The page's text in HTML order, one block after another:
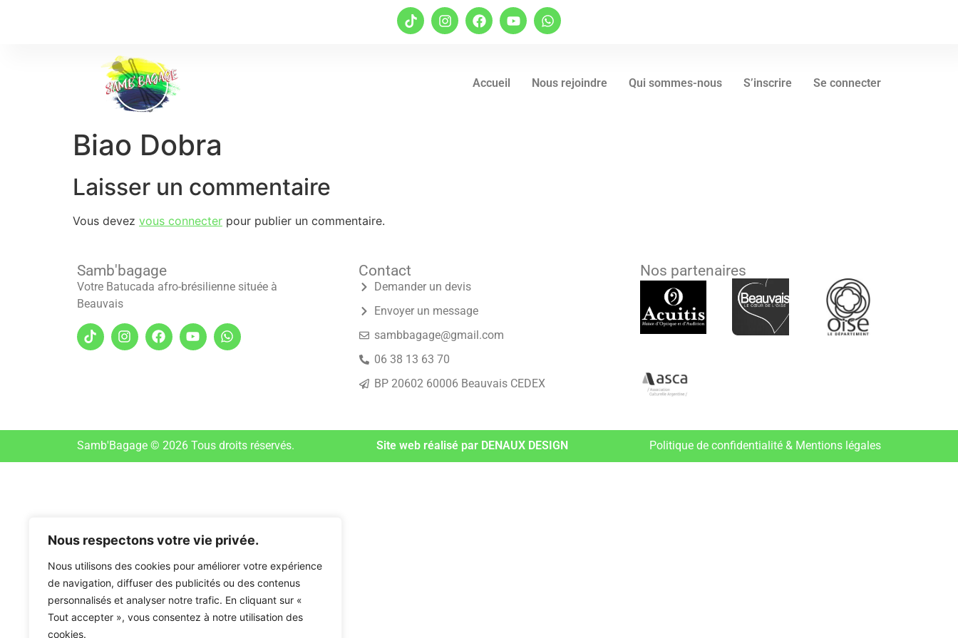
Nous respectons votre vie privée.
Nous utilisons des cookies pour améliorer votre expérience
de navigation, diffuser des publicités ou des contenus
personnalisés et analyser notre trafic. En cliquant sur «
Tout accepter », vous consentez à notre utilisation des
cookies.
Accueil Nous rejoindre Qui sommes-nous S’inscrire Se connecter
Biao Dobra
Laisser un commentaire
Vous devez vous connecter pour publier un commentaire.
Samb'bagage
Votre Batucada afro-brésilienne située à
Beauvais
Contact
Demander un devis
Envoyer un message
sambbagage@gmail.com
06 38 13 63 70
BP 20602 60006 Beauvais CEDEX
Nos partenaires
Samb'Bagage © 2026 Tous droits réservés. Site web réalisé par DENAUX DESIGN Politique de confidentialité & Mentions légales